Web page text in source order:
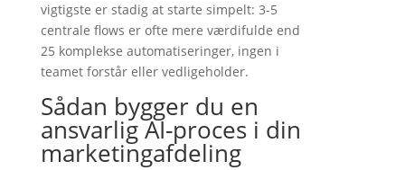
vigtigste er stadig at starte simpelt: 3-5
centrale flows er ofte mere værdifulde end
25 komplekse automatiseringer, ingen i
teamet forstår eller vedligeholder.
Sådan bygger du en
ansvarlig AI-proces i din
marketingafdeling